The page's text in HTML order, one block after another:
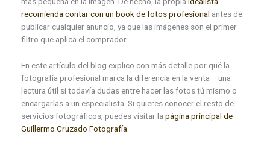
recomienda contar con un book de fotos profesional antes de
publicar cualquier anuncio, ya que las imágenes son el primer
filtro que aplica el comprador.
En este artículo del blog explico con más detalle por qué la
fotografía profesional marca la diferencia en la venta —una
lectura útil si todavía dudas entre hacer las fotos tú mismo o
encargarlas a un especialista. Si quieres conocer el resto de
servicios fotográficos, puedes visitar la página principal de
Guillermo Cruzado Fotografía